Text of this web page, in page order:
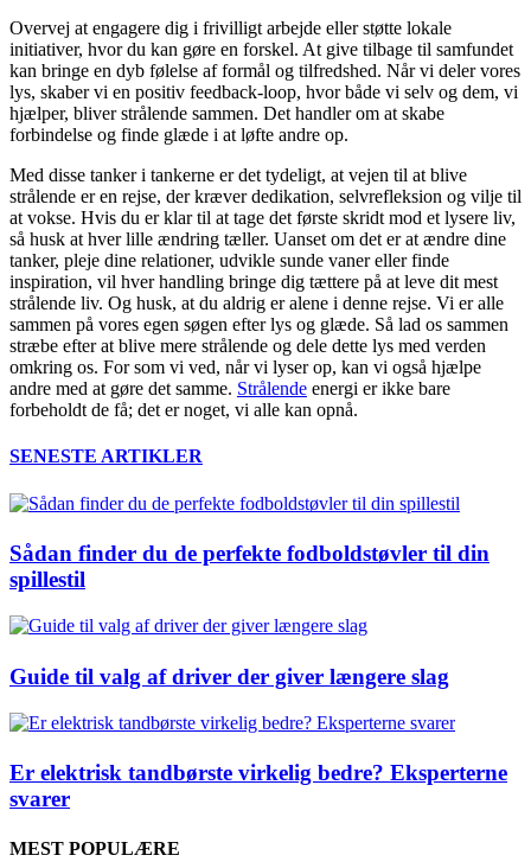
Overvej at engagere dig i frivilligt arbejde eller støtte lokale
initiativer, hvor du kan gøre en forskel. At give tilbage til samfundet
kan bringe en dyb følelse af formål og tilfredshed. Når vi deler vores
lys, skaber vi en positiv feedback-loop, hvor både vi selv og dem, vi
hjælper, bliver strålende sammen. Det handler om at skabe
forbindelse og finde glæde i at løfte andre op.
Med disse tanker i tankerne er det tydeligt, at vejen til at blive
strålende er en rejse, der kræver dedikation, selvrefleksion og vilje til
at vokse. Hvis du er klar til at tage det første skridt mod et lysere liv,
så husk at hver lille ændring tæller. Uanset om det er at ændre dine
tanker, pleje dine relationer, udvikle sunde vaner eller finde
inspiration, vil hver handling bringe dig tættere på at leve dit mest
strålende liv. Og husk, at du aldrig er alene i denne rejse. Vi er alle
sammen på vores egen søgen efter lys og glæde. Så lad os sammen
stræbe efter at blive mere strålende og dele dette lys med verden
omkring os. For som vi ved, når vi lyser op, kan vi også hjælpe
andre med at gøre det samme. Strålende energi er ikke bare
forbeholdt de få; det er noget, vi alle kan opnå.
SENESTE ARTIKLER
Sådan finder du de perfekte fodboldstøvler til din
spillestil
Guide til valg af driver der giver længere slag
Er elektrisk tandbørste virkelig bedre? Eksperterne
svarer
MEST POPULÆRE